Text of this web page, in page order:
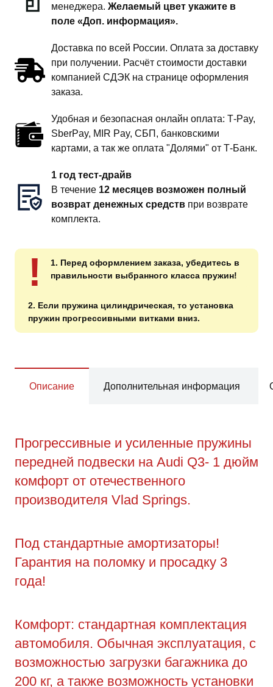
менеджера. Желаемый цвет укажите в
поле «Доп. информация».
Доставка по всей России. Оплата за доставку
при получении. Расчёт стоимости доставки
компанией СДЭК на странице оформления
заказа.
Удобная и безопасная онлайн оплата: T‑Pay,
SberPay, MIR Pay, СБП, банковскими
картами, а так же оплата "Долями" от Т-Банк.
1 год тест-драйв
В течение 12 месяцев возможен полный
возврат денежных средств при возврате
комплекта.
!
1. Перед оформлением заказа, убедитесь в
правильности выбранного класса пружин!
2. Если пружина цилиндрическая, то установка
пружин прогрессивными витками вниз.
Описание Дополнительная информация
Прогрессивные и усиленные пружины
передней подвески на Audi Q3- 1 дюйм
комфорт от отечественного
производителя Vlad Springs.
Под стандартные амортизаторы!
Гарантия на поломку и просадку 3
года!
Комфорт: стандартная комплектация
автомобиля. Обычная эксплуатация, с
возможностью загрузки багажника до
200 кг, а также возможность установки